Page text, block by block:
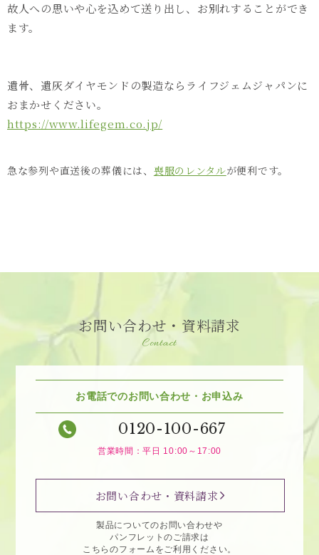
故人への思いや心を込めて送り出し、お別れすることができ
ます。
遺骨、遺灰ダイヤモンドの製造ならライフジェムジャパンに
おまかせください。
https://www.lifegem.co.jp/
急な参列や直送後の葬儀には、 喪服のレンタルが便利です。
お問い合わせ・資料請求
Contact
お電話でのお問い合わせ・お申込み
0120-100-667
営業時間：平日 10:00～17:00
お問い合わせ・資料請求
製品についてのお問い合わせや
パンフレットのご請求は
こちらのフォームをご利用ください。